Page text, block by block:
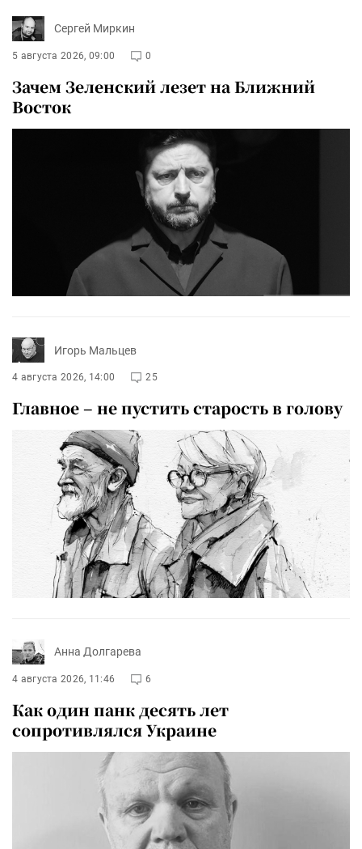
Сергей Миркин
5 августа 2026, 09:00 0
Зачем Зеленский лезет на Ближний
Восток
Игорь Мальцев
4 августа 2026, 14:00 25
Главное – не пустить старость в голову
Анна Долгарева
4 августа 2026, 11:46 6
Как один панк десять лет
сопротивлялся Украине